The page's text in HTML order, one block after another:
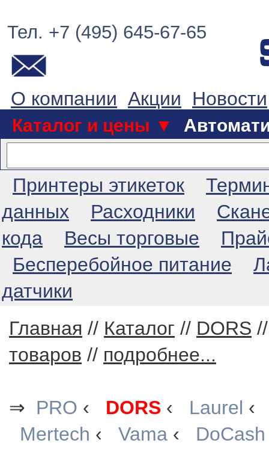
Тел. +7 (495) 645-67-65
О компании Акции Новости
Каталог и цены ▼
Принтеры этикеток
данных
Расходники
кода
Весы торговые
Бесперебойное питание
датчики
Главная // Каталог // DORS
товаров // подробнее...
⇒ PRO ‹ DORS ‹ Laurel
Mertech ‹ Vama ‹ DoCash